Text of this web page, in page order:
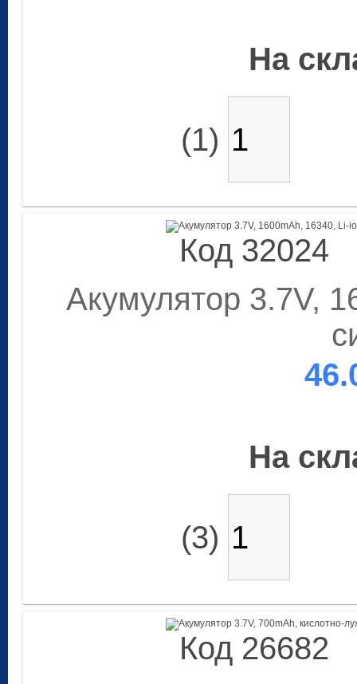
На
(1)
Код 32024
Акумулятор 3.7V,
На
(3)
Код 26682